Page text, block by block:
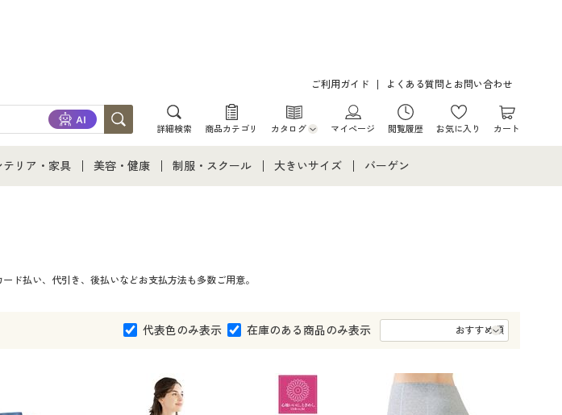
ご利用ガイド よくある質問とお問い合わせ
詳細検索 商品カテゴリ カタログ
カタログ・チラシからのご注文
マイページ 閲覧履歴 お気に入り カート
リア・家具 美容・健康 制服・スクール
ジュニア・ティーンズ下着
大きいサイズ
大きいサイズ メンズ
バーゲン
ド払い、代引き、後払いなどお支払方法も多数ご用意。
代表色のみ表示 在庫のある商品のみ表示